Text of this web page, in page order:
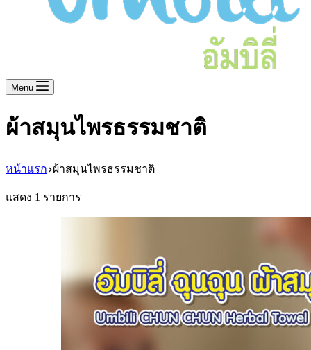
Menu
ผ้าสมุนไพรธรรมชาติ
หน้าแรก ผ้าสมุนไพรธรรมชาติ
แสดง 1 รายการ